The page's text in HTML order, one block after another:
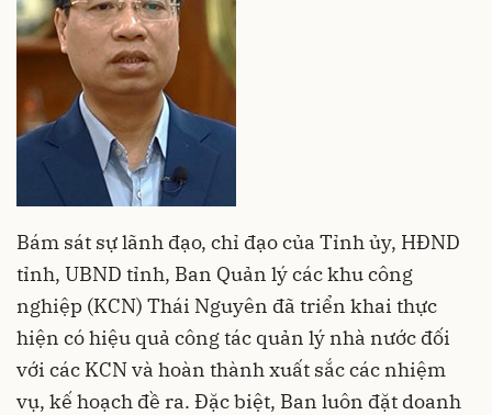
Bám sát sự lãnh đạo, chỉ đạo của Tỉnh ủy, HĐND
tỉnh, UBND tỉnh, Ban Quản lý các khu công
nghiệp (KCN) Thái Nguyên đã triển khai thực
hiện có hiệu quả công tác quản lý nhà nước đối
với các KCN và hoàn thành xuất sắc các nhiệm
vụ, kế hoạch đề ra. Đặc biệt, Ban luôn đặt doanh